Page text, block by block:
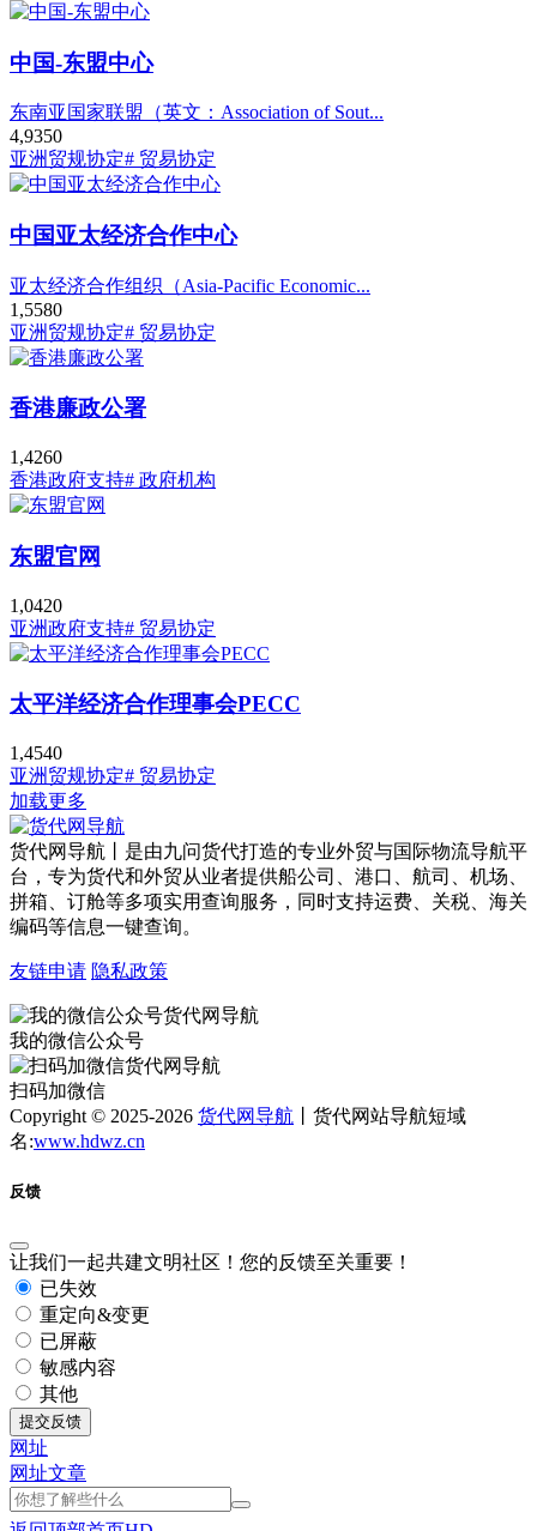
中国-东盟中心
东南亚国家联盟（英文：Association of Sout...
4,9350
亚洲贸规协定# 贸易协定
中国亚太经济合作中心
亚太经济合作组织（Asia-Pacific Economic...
1,5580
亚洲贸规协定# 贸易协定
香港廉政公署
1,4260
香港政府支持# 政府机构
东盟官网
1,0420
亚洲政府支持# 贸易协定
太平洋经济合作理事会PECC
1,4540
亚洲贸规协定# 贸易协定
加载更多
货代网导航丨是由九问货代打造的专业外贸与国际物流导航平
台，专为货代和外贸从业者提供船公司、港口、航司、机场、
拼箱、订舱等多项实用查询服务，同时支持运费、关税、海关
编码等信息一键查询。
友链申请 隐私政策
我的微信公众号
扫码加微信
Copyright © 2025-2026 货代网导航 丨货代网站导航短域
名:www.hdwz.cn
反馈
让我们一起共建文明社区！您的反馈至关重要！
已失效
重定向&变更
已屏蔽
敏感内容
其他
提交反馈
网址
网址文章